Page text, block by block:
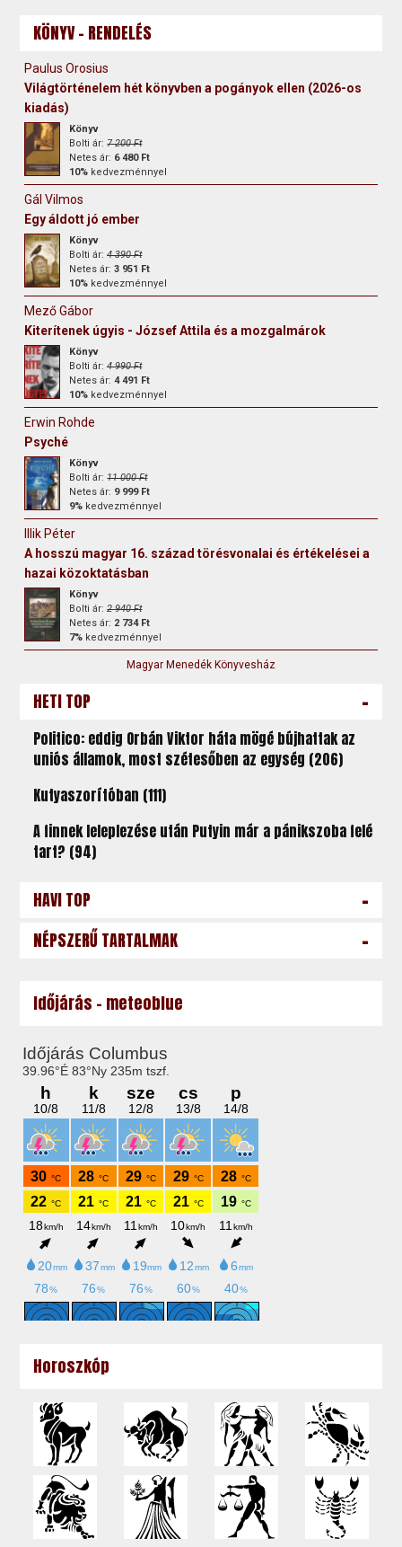
KÖNYV - RENDELÉS
Paulus Orosius
Világtörténelem hét könyvben a pogányok ellen (2026-os
kiadás)
Könyv
Bolti ár:7 200 Ft
Netes ár: 6 480 Ft
10% kedvezménnyel
Gál Vilmos
Egy áldott jó ember
Könyv
Bolti ár:4 390 Ft
Netes ár:3 951 Ft
10% kedvezménnyel
Mező Gábor
Kiterítenek úgyis - József Attila és a mozgalmárok
Könyv
Bolti ár:4 990 Ft
Netes ár:4 491 Ft
10% kedvezménnyel
Erwin Rohde
Psyché
Könyv
Bolti ár:11 000 Ft
Netes ár: 9 999 Ft
9% kedvezménnyel
Illik Péter
A hosszú magyar 16. század törésvonalai és értékelései a
hazai közoktatásban
Könyv
Bolti ár:2 940 Ft
Netes ár: 2 734 Ft
7% kedvezménnyel
Magyar Menedék Könyvesház
HETI TOP -
Politico: eddig Orbán Viktor háta mögé bújhattak az
uniós államok, most szétesőben az egység (206)
Kutyaszorítóban (111)
A finnek leleplezése után Putyin már a pánikszoba felé
tart? (94)
HAVI TOP -
NÉPSZERŰ TARTALMAK -
Időjárás - meteoblue
Horoszkóp